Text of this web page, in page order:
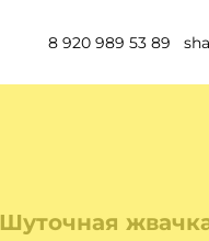
8 920 989 53 89
Шуточная